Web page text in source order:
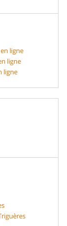
ligne
ligne
ligne